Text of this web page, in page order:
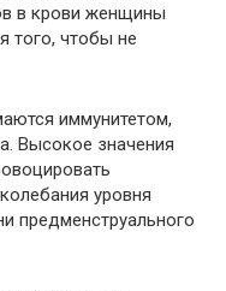
в крови женщины
того, чтобы не
иммунитетом,
Высокое значения
уровня
предменструального